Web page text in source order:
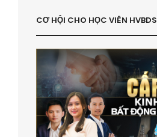
CƠ HỘI CHO HỌC VIÊN HVBDS